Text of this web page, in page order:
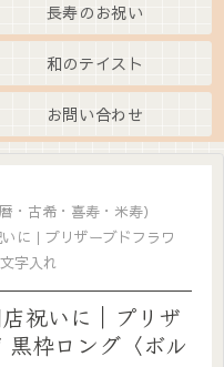
長寿のお祝い
和のテイスト
お問い合わせ
・古希・喜寿・米寿）
に｜プリザーブドフラワ
字入れ
祝いに｜プリザ
黒枠ロング〈ボル